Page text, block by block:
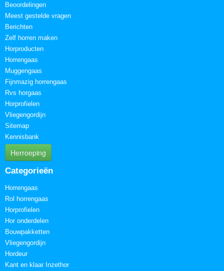
Beoordelingen
Meest gestelde vragen
Berichten
Zelf horren maken
Horproducten
Horrengaas
Muggengaas
Fijnmazig horrengaas
Rvs horgaas
Horprofielen
Vliegengordijn
Sitemap
Kennisbank
Herroeping
Categorieën
Horrengaas
Rol horrengaas
Horprofielen
Hor onderdelen
Bouwpakketten
Vliegengordijn
Hordeur
Kant en klaar Inzethor